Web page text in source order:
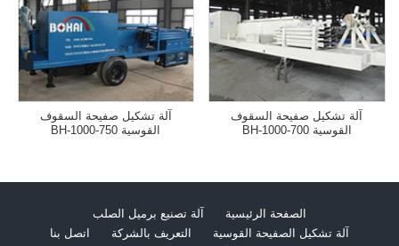
آلة تشكيل صفيحة السقوف
القوسية BH-1000-700
آلة تشكيل صفيحة السقوف
القوسية BH-1000-750
الصفحة الرئيسية
آلة تصنيع برميل الصلب
آلة تشكيل الصفيحة القوسية
التعريف بالشركة
اتصل بنا